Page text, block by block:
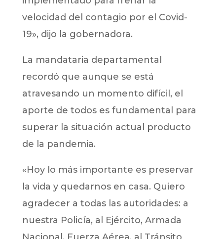
velocidad del contagio por el Covid-
19», dijo la gobernadora.
La mandataria departamental
recordó que aunque se está
atravesando un momento difícil, el
aporte de todos es fundamental para
superar la situación actual producto
de la pandemia.
«Hoy lo más importante es preservar
la vida y quedarnos en casa. Quiero
agradecer a todas las autoridades: a
nuestra Policía, al Ejército, Armada
Nacional, Fuerza Aérea, al Tránsito